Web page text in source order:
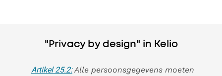
"Privacy by design" in Kelio
Artikel 25.2:Alle persoonsgegevens moeten